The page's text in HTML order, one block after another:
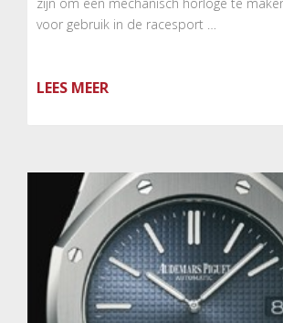
zijn om een mechanisch horloge te
voor gebruik in de racesport …
LEES MEER